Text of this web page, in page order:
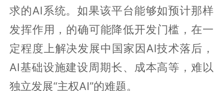
求的AI系统。如果该平台能够如预计那样
发挥作用，的确可能降低开发门槛，在一
定程度上解决发展中国家因AI技术落后，
AI基础设施建设周期长、成本高等，难以
独立发展“主权AI”的难题。